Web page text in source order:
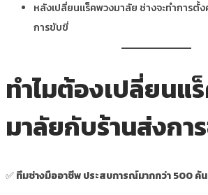
หลังเปลี่ยนแร็คพวงมาลัย ช่างจะทำการตั้
การขับขี่
ทำไมต้องเปลี่ยนแ
มาลัยกับร้านส่งกา
✅ทีมช่างมืออาชีพ ประสบการณ์มากกว่า 500 คัน